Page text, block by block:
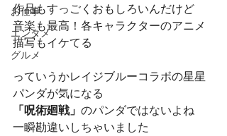
お仕事
エンタメ
グルメ
作品もすっごくおもしろいんだけど
音楽も最高！各キャラクターのアニメ
描写もイケてる
っていうかレイジブルーコラボの星星
パンダが気になる
「呪術廻戦」 のパンダではないよね
一瞬勘違いしちゃいました